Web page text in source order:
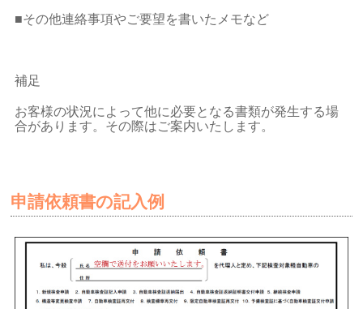
■その他連絡事項やご要望を書いたメモなど
補足
お客様の状況によって他に必要となる書類が発生する場
合があります。その際はご案内いたします。
申請依頼書の記入例